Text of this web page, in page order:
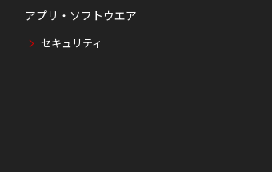
アプリ・ソフトウエア
セキュリティ